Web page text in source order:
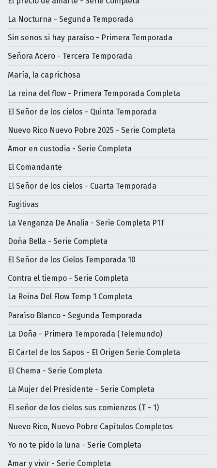
La Nocturna - Segunda Temporada
Sin senos si hay paraíso - Primera Temporada
Señora Acero - Tercera Temporada
María, la caprichosa
La reina del flow - Primera Temporada Completa
El Señor de los cielos - Quinta Temporada
Nuevo Rico Nuevo Pobre 2025 - Serie Completa
Amor en custodia - Serie Completa
El Comandante
El Señor de los cielos - Cuarta Temporada
Fugitivas
La Venganza De Analia - Serie Completa P1T
Doña Bella - Serie Completa
El Señor de los Cielos Temporada 10
Contra el tiempo - Serie Completa
La Reina Del Flow Temp 1 Completa
Paraíso Blanco - Segunda Temporada
La Doña - Primera Temporada (Telemundo)
El Cartel de los Sapos - El Origen Serie Completa
El Chema - Serie Completa
La Mujer del Presidente - Serie Completa
El señor de los cielos sus comienzos (T - 1)
Nuevo Rico, Nuevo Pobre Capítulos Completos
Yo no te pido la luna - Serie Completa
Amar y vivir - Serie Completa